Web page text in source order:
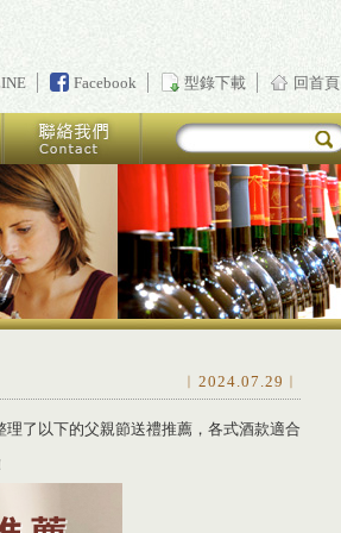
Facebook 型錄下載 回首頁
︱2024.07.29︱
了以下的父親節送禮推薦，各式酒款適合